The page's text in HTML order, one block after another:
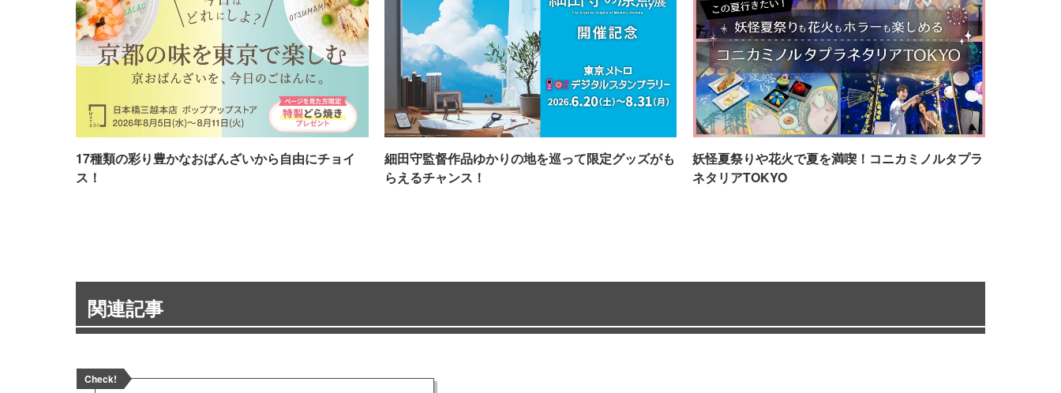
17種類の彩り豊かなおばんざいから自由にチョイ
ス！
細田守監督作品ゆかりの地を巡って限定グッズがも
らえるチャンス！
妖怪夏祭りや花火で夏を満喫！コニカミノルタプラ
ネタリアTOKYO
関連記事
Check!